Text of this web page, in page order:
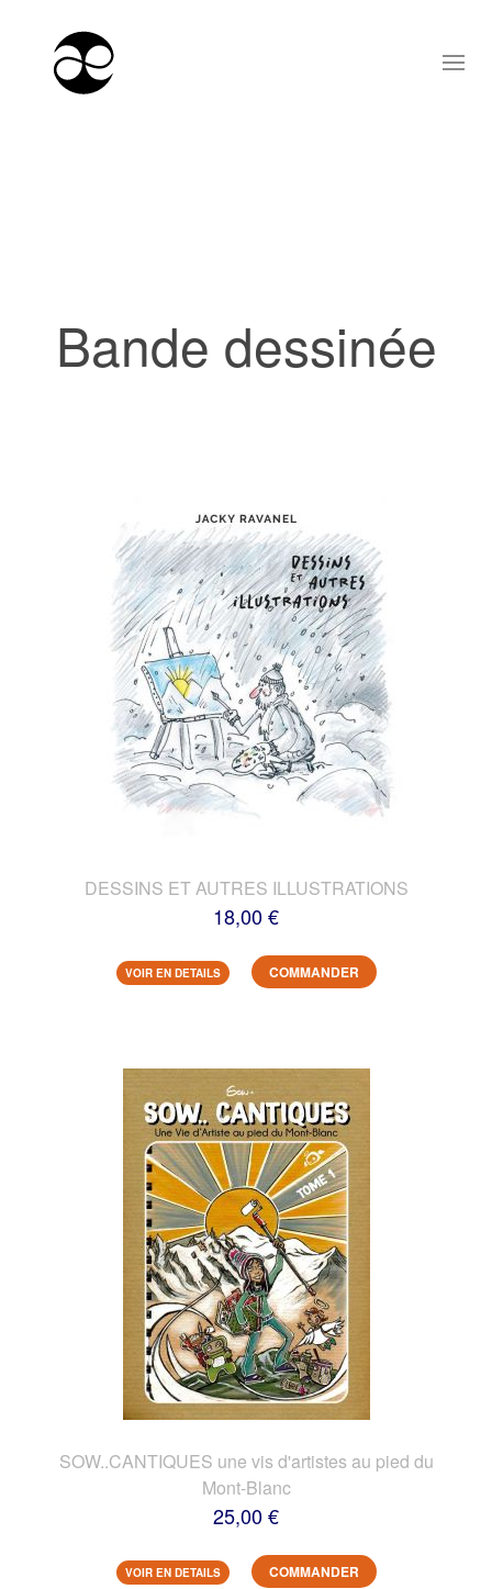
Bande dessinée
DESSINS ET AUTRES ILLUSTRATIONS
18,00 €
VOIR EN DETAILS COMMANDER
SOW..CANTIQUES une vis d'artistes au pied du
Mont-Blanc
25,00 €
VOIR EN DETAILS COMMANDER